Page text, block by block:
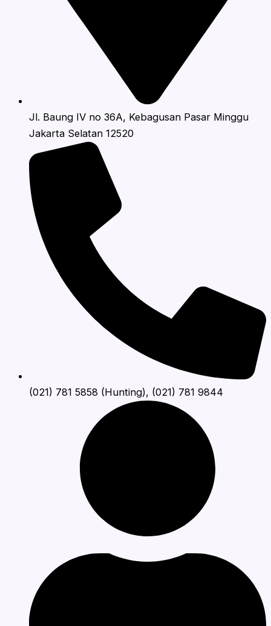
Jl. Baung IV no 36A, Kebagusan Pasar Minggu
Jakarta Selatan 12520
(021) 781 5858 (Hunting), (021) 781 9844